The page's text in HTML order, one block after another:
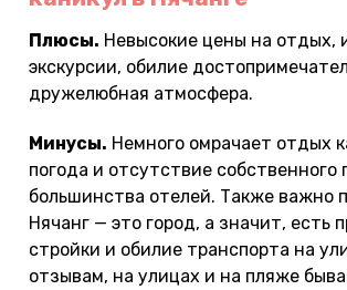
Плюсы. Невысокие цены на отдых,
экскурсии, обилие
дружелюбная атмосфера.
Минусы. Немного омрачает отдых
погода и отсутствие собственного
большинства отелей. Также важно
Нячанг — это город, а значит, есть
стройки и обилие транспорта на
отзывам, на улицах и на пляже